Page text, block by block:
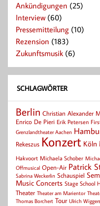
Ankündigungen (25)
Interview(60)
Pressemitteilung (10)
Rezension (183)
Zukunftsmusik(6)
SCHLAGWÖRTER
Berlin Christian Alexander
Enrico De Pieri Erik Petersen
Grenzlandtheater Aachen
Rekeszus Konzert Köln
Hakvoort Michaela Schober
Offmusical Open-Air Patrick
Sabrina Weckerlin Schauspiel
Music Concerts Stage School
Theater Theater am Marientor
Thomas Borchert Tour Ulrich Wiggers